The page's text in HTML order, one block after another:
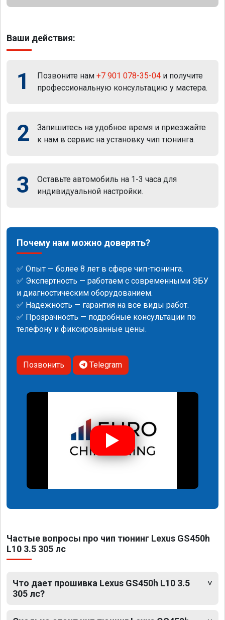
Ваши действия:
1 Позвоните нам +7 901 078-35-04 и получите
профессиональную консультацию у мастера.
2
Запишитесь на удобное время и приезжайте
к нам в сервис на установку чип тюнинга.
3
Оставьте автомобиль на 1-3 часа для
индивидуальной настройки.
Почему нам можно доверять?
✅ Опыт — более 8 лет в сфере чип-тюнинга.
✅ Экспертность — работаем с современными ЭБУ
и диагностическим оборудованием.
✅ Надежность — гарантия на все виды работ.
✅ Прозрачность — подробные консультации по
телефону и фиксированные цены.
Позвонить Telegram
Частые вопросы про чип тюнинг Lexus GS450h
L10 3.5 305 лс
Что дает прошивка Lexus GS450h L10 3.5
305 лс?